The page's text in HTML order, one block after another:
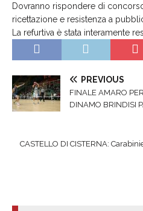
Dovranno rispondere di
ricettazione e resistenza a
La refurtiva è stata interamente
PREVIOUS
FINALE AMARO
DINAMO BRINDISI
CASTELLO DI CISTERNA: